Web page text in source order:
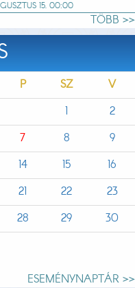
15. 00:00
TÖBB >>
P SZ
V
1
2
7 8
9
14 15
16
21 22
23
28 29
30
ESEMÉNYNAPTÁR >>